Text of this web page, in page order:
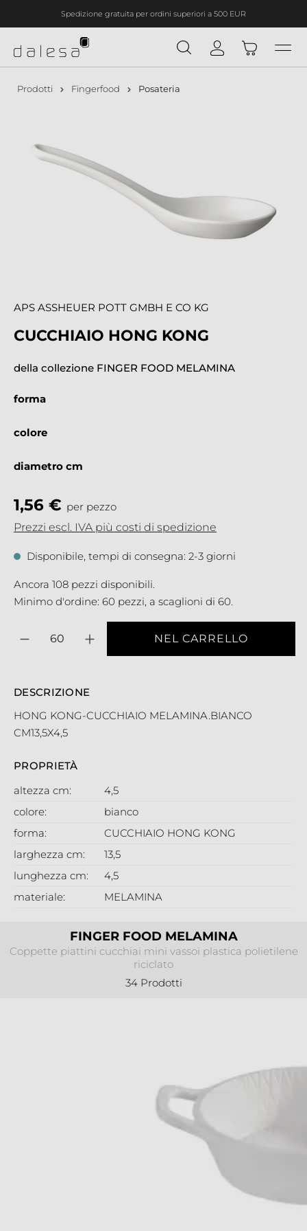
principaleSpedizione gratuita per ordini superiori a 500 EUR
FINGER FOOD MELAMINA
Coppette piattini cucchiai mini vassoi plastica polietilene
riciclato
34 Prodotti
Prodotti Fingerfood Posateria
APS ASSHEUER POTT GMBH E CO KG
CUCCHIAIO HONG KONG
della collezione FINGER FOOD MELAMINA
1,56 € per pezzo
Prezzi escl. IVA più costi di spedizione
Disponibile, tempi di consegna: 2-3 giorni
Ancora 108 pezzi disponibili.
Minimo d'ordine: 60 pezzi, a scaglioni di 60.
forma
colore
diametro cm
NEL CARRELLO
DESCRIZIONE
HONG KONG-CUCCHIAIO MELAMINA.BIANCO
CM13,5X4,5
PROPRIETÀ
altezza cm:
4,5
colore:
bianco
forma:
CUCCHIAIO HONG KONG
larghezza cm:
13,5
lunghezza cm:
4,5
materiale:
MELAMINA